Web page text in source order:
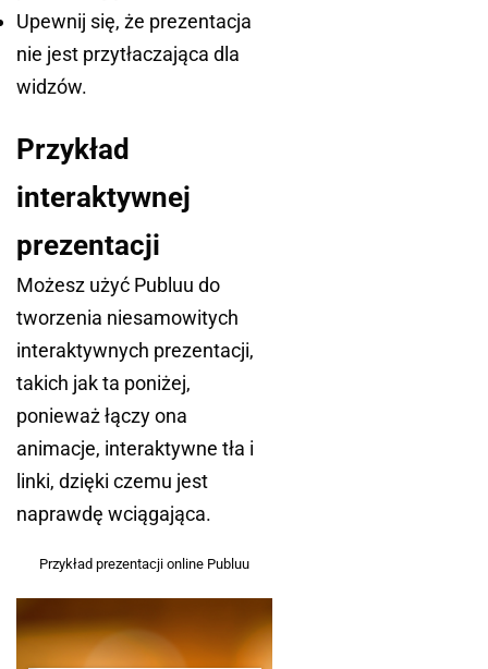
Upewnij się, że prezentacja
nie jest przytłaczająca dla
widzów.
Przykład
interaktywnej
prezentacji
Możesz użyć Publuu do
tworzenia niesamowitych
interaktywnych prezentacji,
takich jak ta poniżej,
ponieważ łączy ona
animacje, interaktywne tła i
linki, dzięki czemu jest
naprawdę wciągająca.
Przykład prezentacji online Publuu